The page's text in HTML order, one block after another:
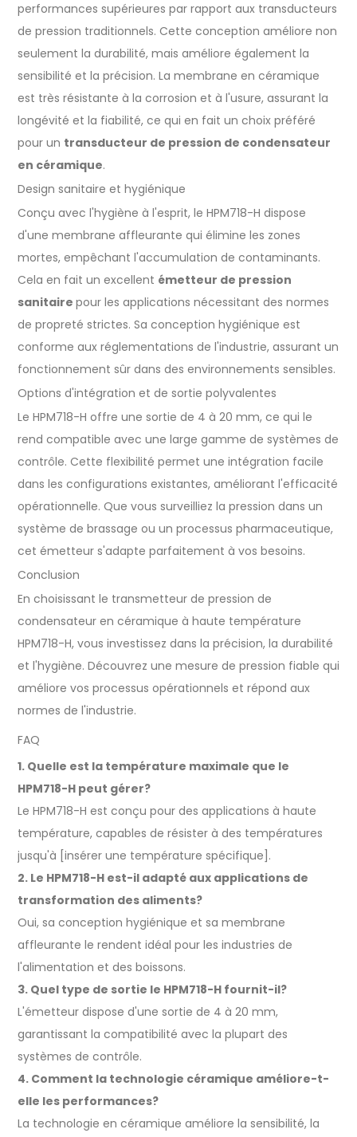
performances supérieures par rapport aux transducteurs
de pression traditionnels. Cette conception améliore non
seulement la durabilité, mais améliore également la
sensibilité et la précision. La membrane en céramique
est très résistante à la corrosion et à l'usure, assurant la
longévité et la fiabilité, ce qui en fait un choix préféré
pour un transducteur de pression de condensateur
en céramique.
Design sanitaire et hygiénique
Conçu avec l'hygiène à l'esprit, le HPM718-H dispose
d'une membrane affleurante qui élimine les zones
mortes, empêchant l'accumulation de contaminants.
Cela en fait un excellent émetteur de pression
sanitaire pour les applications nécessitant des normes
de propreté strictes. Sa conception hygiénique est
conforme aux réglementations de l'industrie, assurant un
fonctionnement sûr dans des environnements sensibles.
Options d'intégration et de sortie polyvalentes
Le HPM718-H offre une sortie de 4 à 20 mm, ce qui le
rend compatible avec une large gamme de systèmes de
contrôle. Cette flexibilité permet une intégration facile
dans les configurations existantes, améliorant l'efficacité
opérationnelle. Que vous surveilliez la pression dans un
système de brassage ou un processus pharmaceutique,
cet émetteur s'adapte parfaitement à vos besoins.
Conclusion
En choisissant le transmetteur de pression de
condensateur en céramique à haute température
HPM718-H, vous investissez dans la précision, la durabilité
et l'hygiène. Découvrez une mesure de pression fiable qui
améliore vos processus opérationnels et répond aux
normes de l'industrie.
FAQ
1. Quelle est la température maximale que le
HPM718-H peut gérer?
Le HPM718-H est conçu pour des applications à haute
température, capables de résister à des températures
jusqu'à [insérer une température spécifique].
2. Le HPM718-H est-il adapté aux applications de
transformation des aliments?
Oui, sa conception hygiénique et sa membrane
affleurante le rendent idéal pour les industries de
l'alimentation et des boissons.
3. Quel type de sortie le HPM718-H fournit-il?
L'émetteur dispose d'une sortie de 4 à 20 mm,
garantissant la compatibilité avec la plupart des
systèmes de contrôle.
4. Comment la technologie céramique améliore-t-
elle les performances?
La technologie en céramique améliore la sensibilité, la